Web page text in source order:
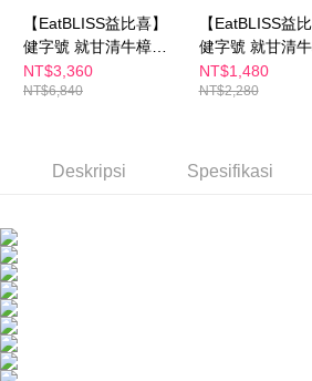
Sila ambil perhatian bahawa tempoh
bagaimanapun, bagi mereka yang telah
dan mendaftar sebagai ahli AFTEE boleh
sehingga 45 hari.
boleh melanjutkan tempoh pembayaran anda
NT$600 atau lebih
萊爾富取貨付款
NT$100/pesanan | Penghantaran
【EatBLISS益比喜】
健字號 就甘清牛樟芝
菌絲膠囊30日份(30入/
盒x3)｜護肝 增強體力
NT$3,360
NT$6,840
【EatBLISS益比
健字號 就甘清牛
菌絲膠囊10日份
盒)｜護肝 增強
NT$1,480
NT$2,280
Deskripsi Spesifikasi